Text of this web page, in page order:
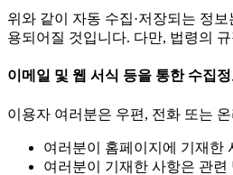
위와 같이 자동 수집·저장되는 정
용되어질 것입니다. 다만, 법령의
이메일 및 웹 서식 등을 통한 수집
이용자 여러분은 우편, 전화 또는
여러분이 홈페이지에 기재한
여러분이 기재한 사항은 관